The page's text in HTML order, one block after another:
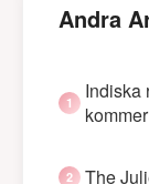
Andra
Indiska
The